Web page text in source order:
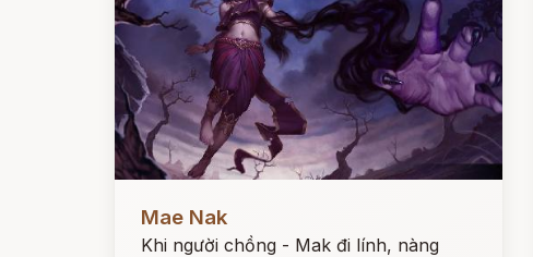
Mae Nak
Khi người chồng - Mak đi lính, nàng